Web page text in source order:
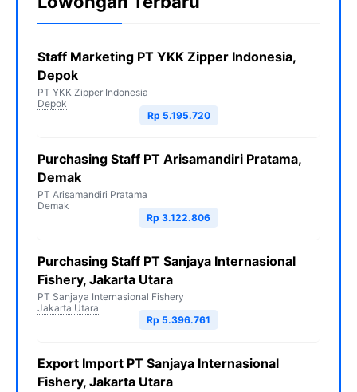
Staff Marketing PT YKK Zipper Indonesia,
Depok
PT YKK Zipper Indonesia
Depok
Rp 5.195.720
Purchasing Staff PT Arisamandiri Pratama,
Demak
PT Arisamandiri Pratama
Demak
Rp 3.122.806
Purchasing Staff PT Sanjaya Internasional
Fishery, Jakarta Utara
PT Sanjaya Internasional Fishery
Jakarta Utara
Rp 5.396.761
Export Import PT Sanjaya Internasional
Fishery, Jakarta Utara